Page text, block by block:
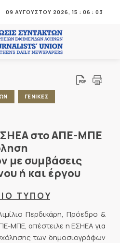
09 ΑΥΓΟΥΣΤΟΥ 2026, 15 : 06 : 03
ΓΕΝΙΚΕΣ
στο ΑΠΕ-ΜΠΕ
με συμβάσεις
ή και έργου
Ι Ο Τ Υ Π Ο Υ
Περδικάρη, Πρόεδρο &
ΜΠΕ, απέστειλε η ΕΣΗΕΑ για
των δημοσιογράφων